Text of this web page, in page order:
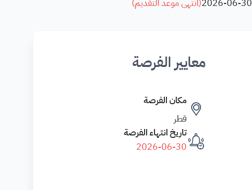
2026-06-30
(انتهى موعد التقديم)
معايير الفرصة
مكان الفرصة
قطر
تاريخ انتهاء الفرصة
2026-06-30